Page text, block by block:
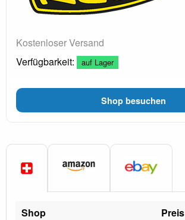
Kostenloser Versand
Verfügbarkeit:
auf Lager
Shop besuchen
Shop Preis